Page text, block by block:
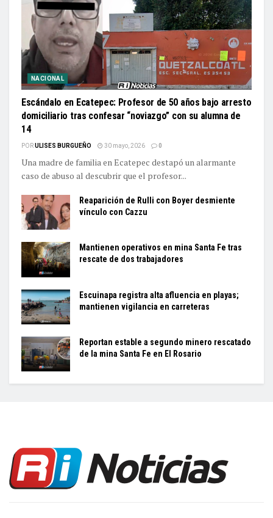
NACIONAL
Escándalo en Ecatepec: Profesor de 50 años bajo arresto
domiciliario tras confesar “noviazgo” con su alumna de
14
PORULISES BURGUEÑO 30 mayo, 2026 0
Una madre de familia en Ecatepec destapó un alarmante
caso de abuso al descubrir que el profesor...
Reaparición de Rulli con Boyer desmiente
vínculo con Cazzu
Mantienen operativos en mina Santa Fe tras
rescate de dos trabajadores
Escuinapa registra alta afluencia en playas;
mantienen vigilancia en carreteras
Reportan estable a segundo minero rescatado
de la mina Santa Fe en El Rosario